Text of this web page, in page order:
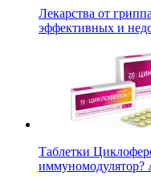
Лекарства от
эффективных и
Таблетки
иммуномодулятор?